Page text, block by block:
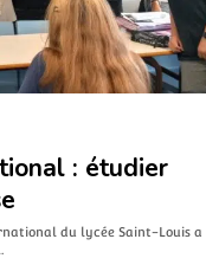
: étudier
du lycée Saint-Louis a